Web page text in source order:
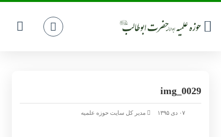
img_0029
۰۷ دی ۱۳۹۵ مدیر کل سایت حوزه علمیه